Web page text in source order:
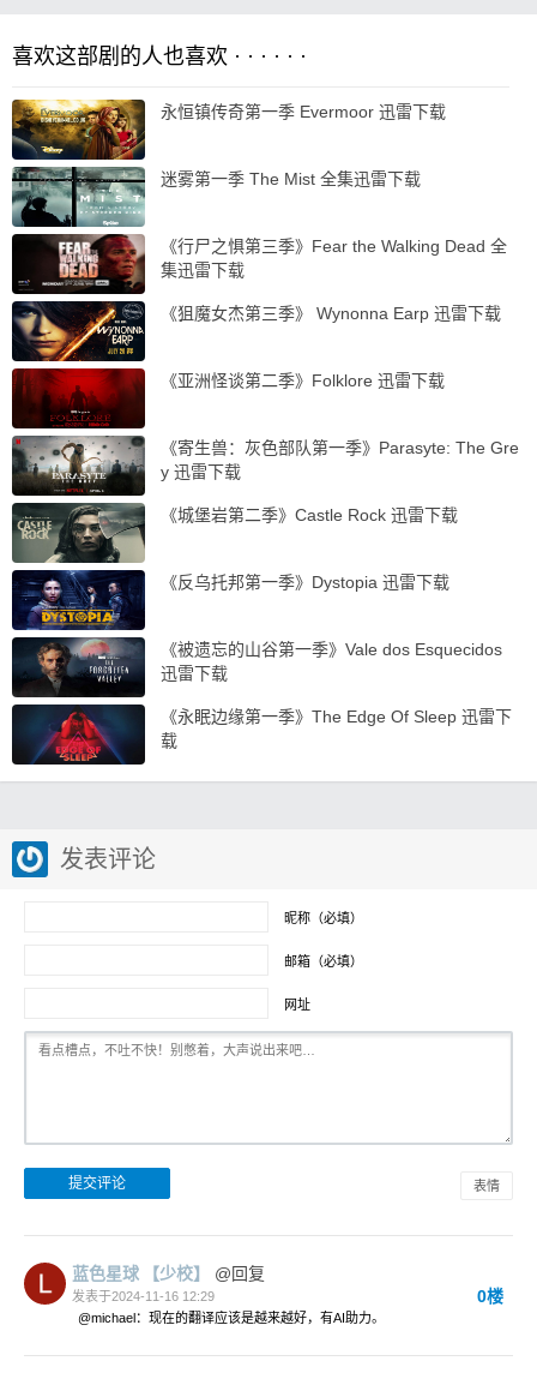
喜欢这部剧的人也喜欢 · · · · · ·
永恒镇传奇第一季 Evermoor 迅雷下载
迷雾第一季 The Mist 全集迅雷下载
《行尸之惧第三季》Fear the Walking Dead 全
集迅雷下载
《狙魔女杰第三季》 Wynonna Earp 迅雷下载
《亚洲怪谈第二季》Folklore 迅雷下载
《寄生兽：灰色部队第一季》Parasyte: The Gre
y 迅雷下载
《城堡岩第二季》Castle Rock 迅雷下载
《反乌托邦第一季》Dystopia 迅雷下载
《被遗忘的山谷第一季》Vale dos Esquecidos
迅雷下载
《永眠边缘第一季》The Edge Of Sleep 迅雷下
载
发表评论
昵称（必填）
邮箱（必填）
网址
表情
蓝色星球 【少校】 @回复
发表于2024-11-16 12:29 0楼
@michael：现在的翻译应该是越来越好，有AI助力。